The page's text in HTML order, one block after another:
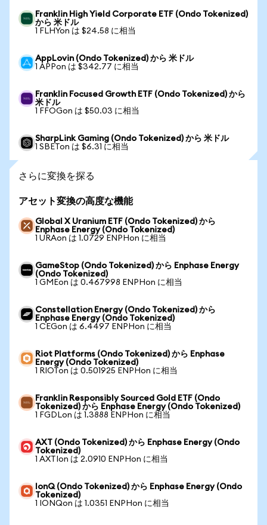
Franklin High Yield Corporate ETF (Ondo Tokenized)
から 米ドル
1 FLHYon は $24.58 に相当
AppLovin (Ondo Tokenized) から 米ドル
1 APPon は $342.77 に相当
Franklin Focused Growth ETF (Ondo Tokenized) から
米ドル
1 FFOGon は $50.03 に相当
SharpLink Gaming (Ondo Tokenized) から 米ドル
1 SBETon は $6.31 に相当
さらに変換を探る
アセット変換の高度な機能
Global X Uranium ETF (Ondo Tokenized) から
Enphase Energy (Ondo Tokenized)
1 URAon は 1.0729 ENPHon に相当
GameStop (Ondo Tokenized) から Enphase Energy
(Ondo Tokenized)
1 GMEon は 0.467998 ENPHon に相当
Constellation Energy (Ondo Tokenized) から
Enphase Energy (Ondo Tokenized)
1 CEGon は 6.4497 ENPHon に相当
Riot Platforms (Ondo Tokenized) から Enphase
Energy (Ondo Tokenized)
1 RIOTon は 0.501925 ENPHon に相当
Franklin Responsibly Sourced Gold ETF (Ondo
Tokenized) から Enphase Energy (Ondo Tokenized)
1 FGDLon は 1.3888 ENPHon に相当
AXT (Ondo Tokenized) から Enphase Energy (Ondo
Tokenized)
1 AXTIon は 2.0910 ENPHon に相当
IonQ (Ondo Tokenized) から Enphase Energy (Ondo
Tokenized)
1 IONQon は 1.0351 ENPHon に相当